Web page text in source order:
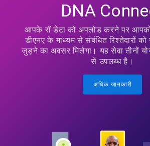
DNA
आपके रॉ डेटा को अपलोड करने पर
डीएनए के माध्यम से संबंधित रिश्तेदारों
जुड़ने का अवसर मिलेगा। यह सेवा तीनों
से उपलब्ध है।
अधिक जानकारी